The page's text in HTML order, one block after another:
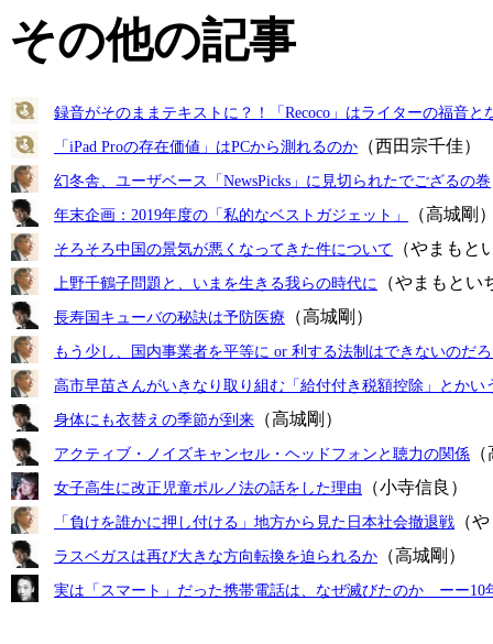
その他の記事
録音がそのままテキストに？！「Recoco」はライターの福音と
「iPad Proの存在価値」はPCから測れるのか （西田宗千佳）
幻冬舎、ユーザベース「NewsPicks」に見切られたでござるの巻
年末企画：2019年度の「私的なベストガジェット」 （高城剛
そろそろ中国の景気が悪くなってきた件について （やまもと
上野千鶴子問題と、いまを生きる我らの時代に （やまもとい
長寿国キューバの秘訣は予防医療 （高城剛）
もう少し、国内事業者を平等に or 利する法制はできないのだ
高市早苗さんがいきなり取り組む「給付付き税額控除」とかい
身体にも衣替えの季節が到来 （高城剛）
アクティブ・ノイズキャンセル・ヘッドフォンと聴力の関係
女子高生に改正児童ポルノ法の話をした理由 （小寺信良）
「負けを誰かに押し付ける」地方から見た日本社会撤退戦 （
ラスベガスは再び大きな方向転換を迫られるか （高城剛）
実は「スマート」だった携帯電話は、なぜ滅びたのか ーー10